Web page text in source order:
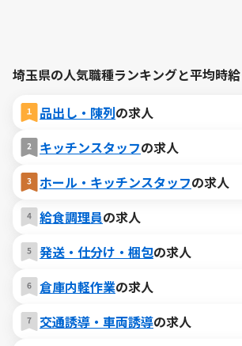
埼玉県の人気職種ランキングと平均時給
品出し・陳列の求人
キッチンスタッフの求人
ホール・キッチンスタッフの求人
給食調理員の求人
発送・仕分け・梱包の求人
倉庫内軽作業の求人
交通誘導・車両誘導の求人